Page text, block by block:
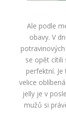
Ale podle
obavy. V
se opět cítili
perfektní.
velice
jelly je v
mužů si